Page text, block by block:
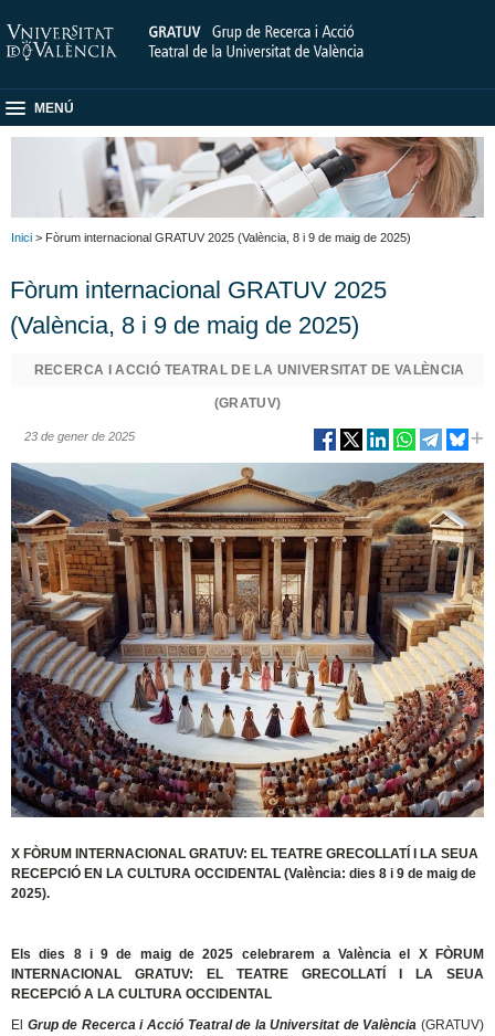
MENÚ
Inici > Fòrum internacional GRATUV 2025 (València, 8 i 9 de maig de 2025)
Fòrum internacional GRATUV 2025
(València, 8 i 9 de maig de 2025)
RECERCA I ACCIÓ TEATRAL DE LA UNIVERSITAT DE VALÈNCIA
(GRATUV)
23 de gener de 2025
X FÒRUM INTERNACIONAL GRATUV: EL TEATRE GRECOLLATÍ I LA SEUA
RECEPCIÓ EN LA CULTURA OCCIDENTAL (València: dies 8 i 9 de maig de
2025).
Els dies 8 i 9 de maig de 2025 celebrarem a València el X FÒRUM
INTERNACIONAL GRATUV: EL TEATRE GRECOLLATÍ I LA SEUA
RECEPCIÓ A LA CULTURA OCCIDENTAL
El Grup de Recerca i Acció Teatral de la Universitat de València (GRATUV)